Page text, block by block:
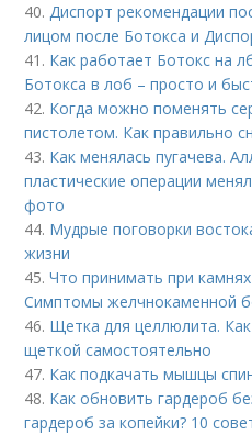
40.Диспорт рекомендации
лицом после Ботокса и
41. Как работает Ботокс на
Ботокса в лоб – просто и
42. Когда можно поменять
пистолетом. Как правильно
43. Как менялась пугачева.
пластические операции
фото
44. Мудрые поговорки
жизни
45.Что принимать при
Симптомы желчнокаменной
46. Щетка для целлюлита.
щеткой самостоятельно
47. Как подкачать мышцы
48. Как обновить гардероб
гардероб за копейки? 10